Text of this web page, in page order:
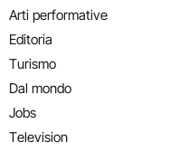
Arti performative
Editoria
Turismo
Dal mondo
Jobs
Television